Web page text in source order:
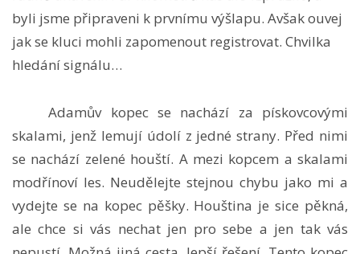
byli jsme připraveni k prvnímu výšlapu. Avšak ouvej
jak se kluci mohli zapomenout registrovat. Chvilka
hledání signálu…
Adamův kopec se nachází za pískovcovými
skalami, jenž lemují údolí z jedné strany. Před nimi
se nachází zelené houští. A mezi kopcem a skalami
modřínoví les. Neudělejte stejnou chybu jako mi a
vydejte se na kopec pěšky. Houština je sice pěkná,
ale chce si vás nechat jen pro sebe a jen tak vás